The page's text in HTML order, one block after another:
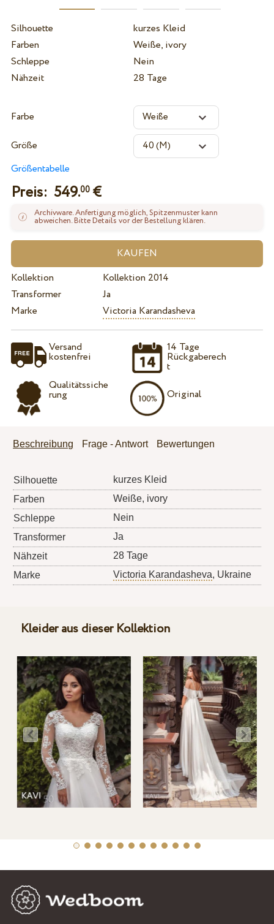
Silhouette
kurzes Kleid
Farben
Weiße, ivory
Schleppe
Nein
Nähzeit
28 Tage
Farbe
Größe
Größentabelle
Preis: 549.00€
Archivware. Anfertigung möglich, Spitzenmuster kann
abweichen. Bitte Details vor der Bestellung klären.
Kollektion
Kollektion 2014
Transformer
Ja
Marke
Victoria Karandasheva
Versand
kostenfrei
Qualitätssiche
rung
14 Tage
Rückgaberech
t
Original
Beschreibung Frage - Antwort Bewertungen
Silhouette
kurzes Kleid
Farben
Weiße, ivory
Schleppe
Nein
Transformer
Ja
Nähzeit
28 Tage
Marke
Victoria Karandasheva, Ukraine
Kleider aus dieser Kollektion